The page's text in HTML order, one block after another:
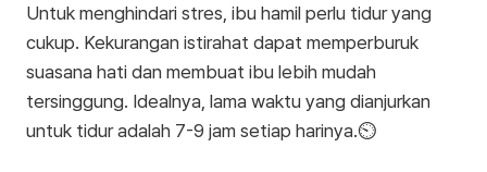
Untuk menghindari stres, ibu hamil perlu tidur yang
cukup. Kekurangan istirahat dapat memperburuk
suasana hati dan membuat ibu lebih mudah
tersinggung. Idealnya, lama waktu yang dianjurkan
untuk tidur adalah 7-9 jam setiap harinya.⏲️